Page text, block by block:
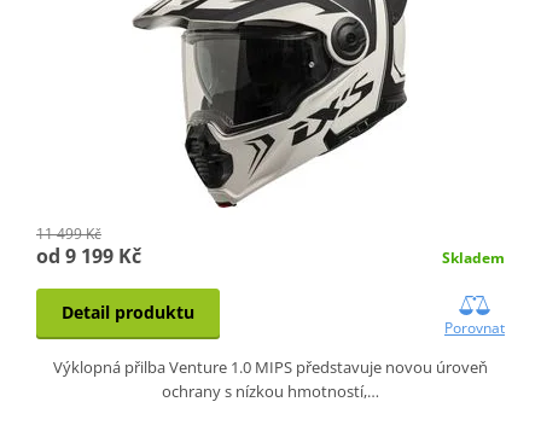
11 499 Kč
od 9 199 Kč Skladem
Detail produktu
Porovnat
Výklopná přilba Venture 1.0 MIPS představuje novou úroveň
ochrany s nízkou hmotností,…